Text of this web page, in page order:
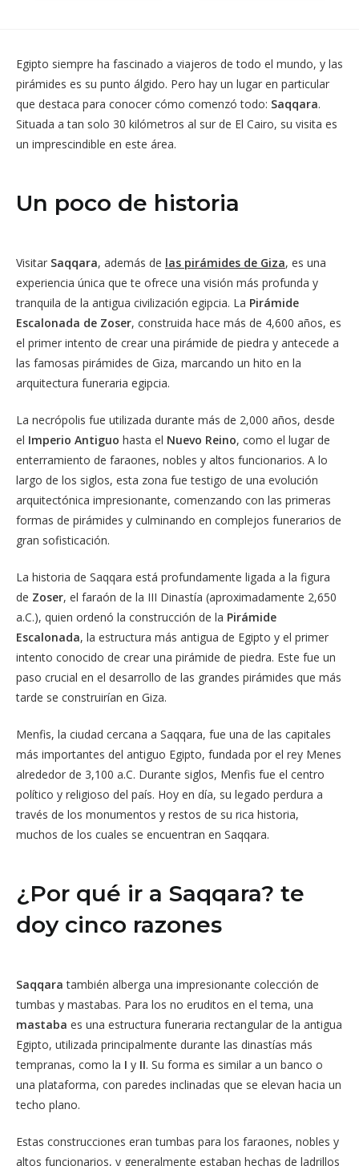
Egipto siempre ha fascinado a viajeros de todo el mundo, y las
pirámides es su punto álgido. Pero hay un lugar en particular
que destaca para conocer cómo comenzó todo: Saqqara.
Situada a tan solo 30 kilómetros al sur de El Cairo, su visita es
un imprescindible en este área.
Un poco de historia
Visitar Saqqara, además de las pirámides de Giza, es una
experiencia única que te ofrece una visión más profunda y
tranquila de la antigua civilización egipcia. La Pirámide
Escalonada de Zoser, construida hace más de 4,600 años, es
el primer intento de crear una pirámide de piedra y antecede a
las famosas pirámides de Giza, marcando un hito en la
arquitectura funeraria egipcia.
La necrópolis fue utilizada durante más de 2,000 años, desde
el Imperio Antiguo hasta el Nuevo Reino, como el lugar de
enterramiento de faraones, nobles y altos funcionarios. A lo
largo de los siglos, esta zona fue testigo de una evolución
arquitectónica impresionante, comenzando con las primeras
formas de pirámides y culminando en complejos funerarios de
gran sofisticación.
La historia de Saqqara está profundamente ligada a la figura
de Zoser, el faraón de la III Dinastía (aproximadamente 2,650
a.C.), quien ordenó la construcción de la Pirámide
Escalonada, la estructura más antigua de Egipto y el primer
intento conocido de crear una pirámide de piedra. Este fue un
paso crucial en el desarrollo de las grandes pirámides que más
tarde se construirían en Giza.
Menfis, la ciudad cercana a Saqqara, fue una de las capitales
más importantes del antiguo Egipto, fundada por el rey Menes
alrededor de 3,100 a.C. Durante siglos, Menfis fue el centro
político y religioso del país. Hoy en día, su legado perdura a
través de los monumentos y restos de su rica historia,
muchos de los cuales se encuentran en Saqqara.
¿Por qué ir a Saqqara? te
doy cinco razones
Saqqaratambién alberga una impresionante colección de
tumbas y mastabas. Para los no eruditos en el tema, una
mastaba es una estructura funeraria rectangular de la antigua
Egipto, utilizada principalmente durante las dinastías más
tempranas, como la I y II. Su forma es similar a un banco o
una plataforma, con paredes inclinadas que se elevan hacia un
techo plano.
Estas construcciones eran tumbas para los faraones, nobles y
altos funcionarios, y generalmente estaban hechas de ladrillos